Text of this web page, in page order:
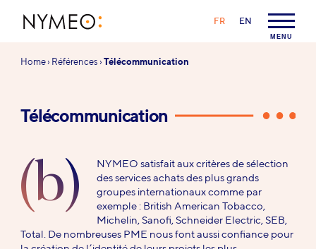
MENU
LANGAGE :
FR EN
Vous
Home› Références›Télécommunication
Télécommunication
(b)
NYMEO satisfait aux critères de sélection
des services achats des plus grands
groupes internationaux comme par
exemple : British American Tobacco,
Michelin, Sanofi, Schneider Electric, SEB,
Total. De nombreuses PME nous font aussi confiance pour